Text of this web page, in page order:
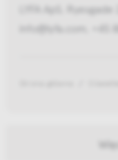
LYFA ApS,
info@lyfa.com, +45